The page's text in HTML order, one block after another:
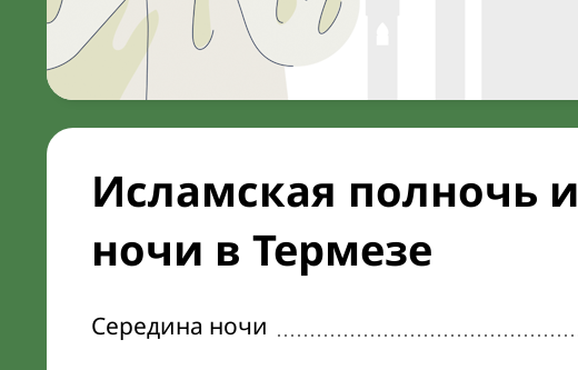
Исламская полночь
ночи в Термезе
Середина ночи